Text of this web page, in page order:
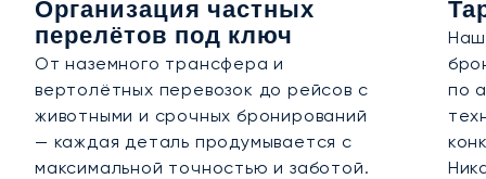
Организация частных
перелётов под ключ
От наземного трансфера и
вертолётных перевозок до рейсов с
животными и срочных бронирований
— каждая деталь продумывается с
максимальной точностью и заботой.
по